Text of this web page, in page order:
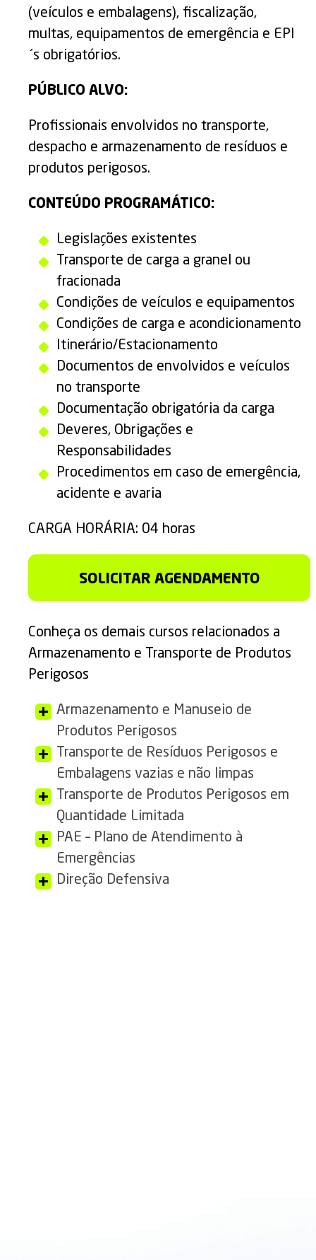
(veículos e embalagens), fiscalização,
multas, equipamentos de emergência e EPI
´s obrigatórios.
PÚBLICO ALVO:
Profissionais envolvidos no transporte,
despacho e armazenamento de resíduos e
produtos perigosos.
CONTEÚDO PROGRAMÁTICO:
Legislações existentes
Transporte de carga a granel ou
fracionada
Condições de veículos e equipamentos
Condições de carga e acondicionamento
Itinerário/Estacionamento
Documentos de envolvidos e veículos
no transporte
Documentação obrigatória da carga
Deveres, Obrigações e
Responsabilidades
Procedimentos em caso de emergência,
acidente e avaria
CARGA HORÁRIA: 04 horas
SOLICITAR AGENDAMENTO
Conheça os demais cursos relacionados a
Armazenamento e Transporte de Produtos
Perigosos
Armazenamento e Manuseio de
Produtos Perigosos
Transporte de Resíduos Perigosos e
Embalagens vazias e não limpas
Transporte de Produtos Perigosos em
Quantidade Limitada
PAE – Plano de Atendimento à
Emergências
Direção Defensiva